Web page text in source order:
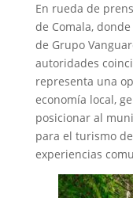
En rueda de
de Comala,
de Grupo
autoridades
representa una
economía local,
posicionar al
para el turismo
experiencias